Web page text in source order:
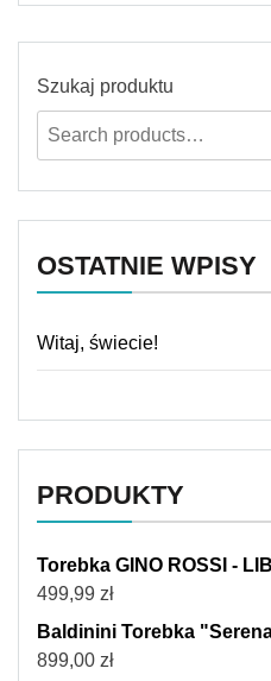
Szukaj produktu
OSTATNIE WPISY
Witaj, świecie!
PRODUKTY
Torebka GINO ROSSI -
499,99 zł
Baldinini Torebka
899,00 zł